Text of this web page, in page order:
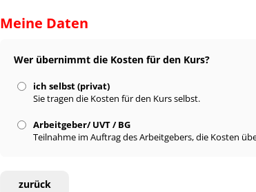
Meine Daten
Wer übernimmt die Kosten für den Kurs?
ich selbst (privat)
Sie tragen die Kosten für den Kurs selbst.
Arbeitgeber/ UVT / BG
Teilnahme im Auftrag des Arbeitgebers, die Kosten
zurück